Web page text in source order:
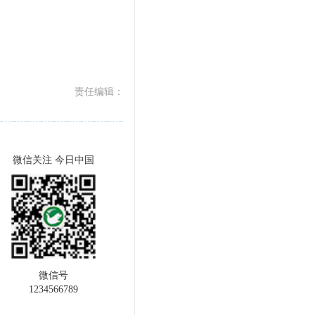
责任编辑：
微信关注 今日中国
微信号
1234566789